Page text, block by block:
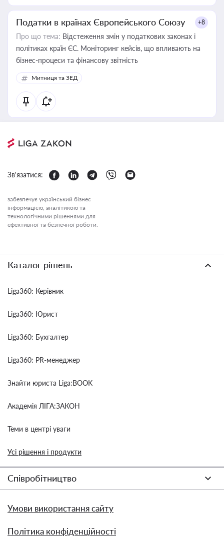
Податки в країнах Європейського Союзу +8
Про що тема: Відстеження змін у податкових законах і
політиках країн ЄС. Моніторинг кейсів, що впливають на
бізнес-процеси та фінансову звітність
Митниця та ЗЕД
Зв'язатися:
забезпечує український бізнес
інформацією, аналітикою та
технологічними рішеннями для
ефективної та безпечної роботи.
Каталог рішень
Liga360: Керівник
Liga360: Юрист
Liga360: Бухгалтер
Liga360: PR-менеджер
Знайти юриста Liga:BOOK
Академія ЛІГА:ЗАКОН
Теми в центрі уваги
Усі рішення і продукти
Співробітництво
Умови використання сайту
Політика конфіденційності